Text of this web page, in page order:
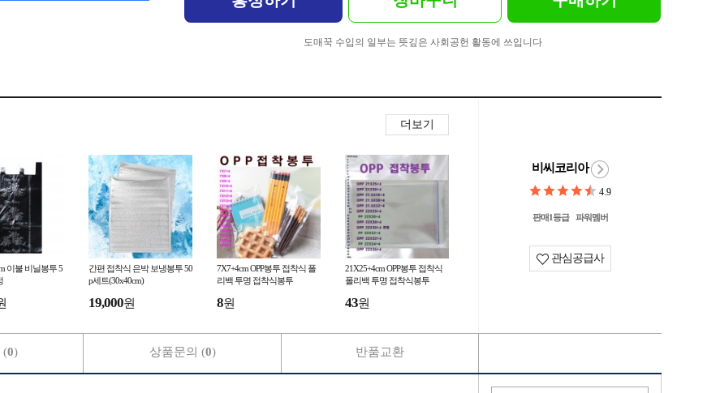
도매꾹 수입의 일부는 뜻깊은 사회공헌 활동에 쓰입니다
더보기
이불 비닐봉투 5
간편 접착식 은박 보냉봉투 50
p세트(30x40cm)
19,000원
7X7+4cm OPP봉투 접착식 폴
리백 투명 접착식봉투
8원
21X25+4cm OPP봉투 접착식
폴리백 투명 접착식봉투
43원
비씨코리아
4.9
판매1등급 파워멤버
관심공급사
(0) 상품문의 (0) 반품교환